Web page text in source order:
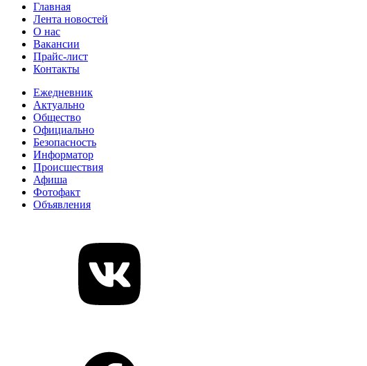
Главная
Лента новостей
О нас
Вакансии
Прайс-лист
Контакты
Ежедневник
Актуально
Общество
Официально
Безопасность
Информатор
Происшествия
Афиша
Фотофакт
Объявления